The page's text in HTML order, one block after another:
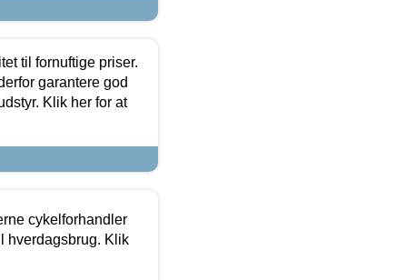
til fornuftige priser.
garantere god
Klik her for at
cykelforhandler
hverdagsbrug. Klik